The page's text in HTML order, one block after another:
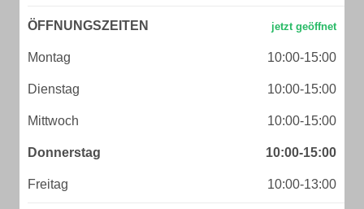
ÖFFNUNGSZEITEN
Montag 10:00-15:00
Dienstag 10:00-15:00
Mittwoch 10:00-15:00
Donnerstag 10:00-15:00
Freitag 10:00-13:00